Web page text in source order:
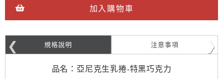
加入購物車
規格說明 注意事項
品名：亞尼克生乳捲-特黑巧克力